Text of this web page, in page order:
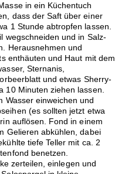
in ein Küchentuch
dass der Saft über einer
1 Stunde abtropfen lassen.
wegschneiden und in Salz-
Herausnehmen und
enthäuten und Haut mit dem
Sternanis,
und etwas Sherry-
10 Minuten ziehen lassen.
Wasser einweichen und
(es sollten jetzt etwa
auflösen. Fond in einem
Gelieren abkühlen, dabei
tiefe Teller mit ca. 2
benetzen.
zerteilen, einlegen und